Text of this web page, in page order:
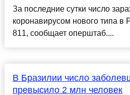
За последние сутки число
коронавирусом нового типа в
811, сообщает оперштаб....
В Бразилии число
превысило 2 млн человек